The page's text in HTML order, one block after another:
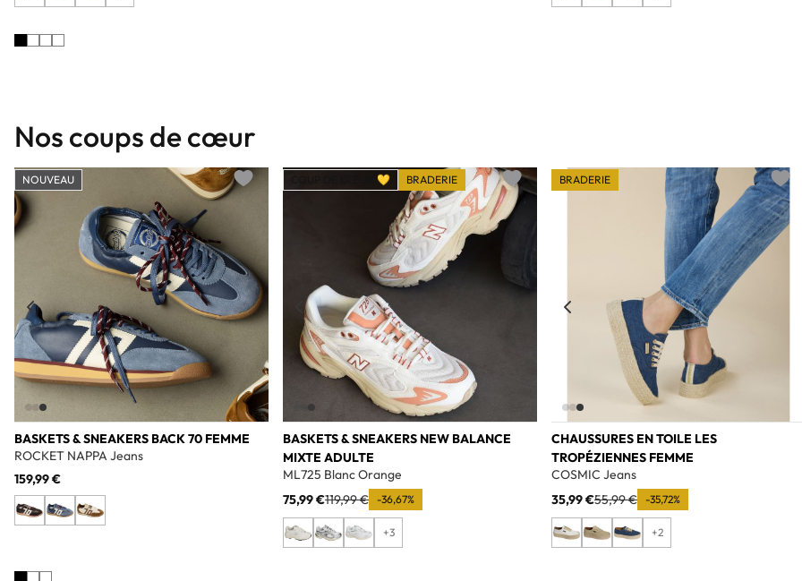
Nos coups de cœur
BASKETS & SNEAKERS BACK 70 FEMME
ROCKET NAPPA Jeans
159,99 €
NOUVEAU
Add to wishlist
BASKETS & SNEAKERS NEW BALANCE
MIXTE ADULTE
ML725 Blanc Orange
75,99 €119,99 € -36,67%
+3
COUP DE CŒUR 💛 BRADERIE
Add to wishlist
CHAUSSURES EN TOILE LES
TROPÉZIENNES FEMME
COSMIC Jeans
35,99 €55,99 € -35,72%
+2
BRADERIE
Add